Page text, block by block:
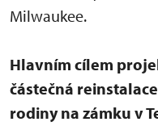
Milwaukee.
Hlavním cílem
částečná
rodiny na zámku v